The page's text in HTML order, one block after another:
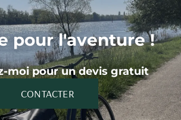
pour l'aventure !
moi pour un devis gratuit
CONTACTER